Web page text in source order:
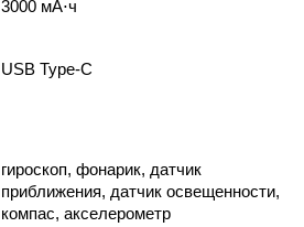
3000 мА⋅ч
USB Type-C
гироскоп, фонарик, датчик
приближения, датчик освещенности,
компас, акселерометр